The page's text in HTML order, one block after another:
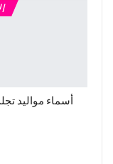
أسماء مواليد